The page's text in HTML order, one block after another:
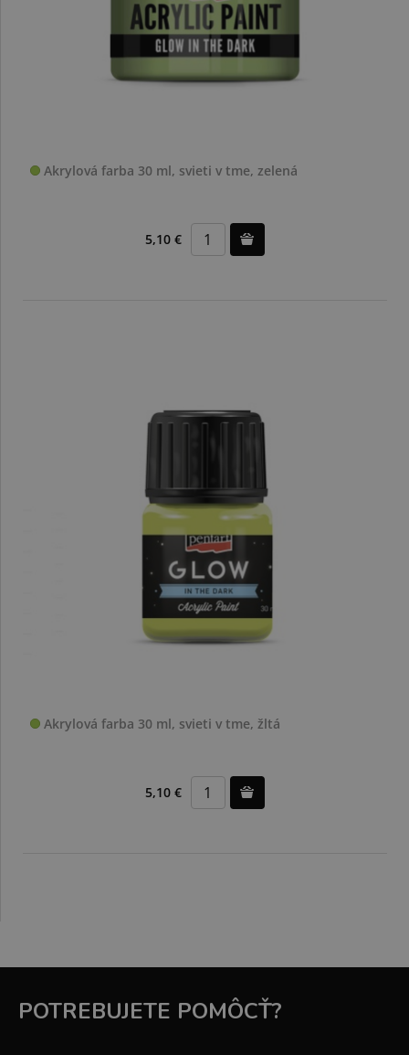
Akrylová farba 30 ml, svieti v tme, zelená
5,10 €
Akrylová farba 30 ml, svieti v tme, žltá
5,10 €
POTREBUJETE POMÔCŤ?